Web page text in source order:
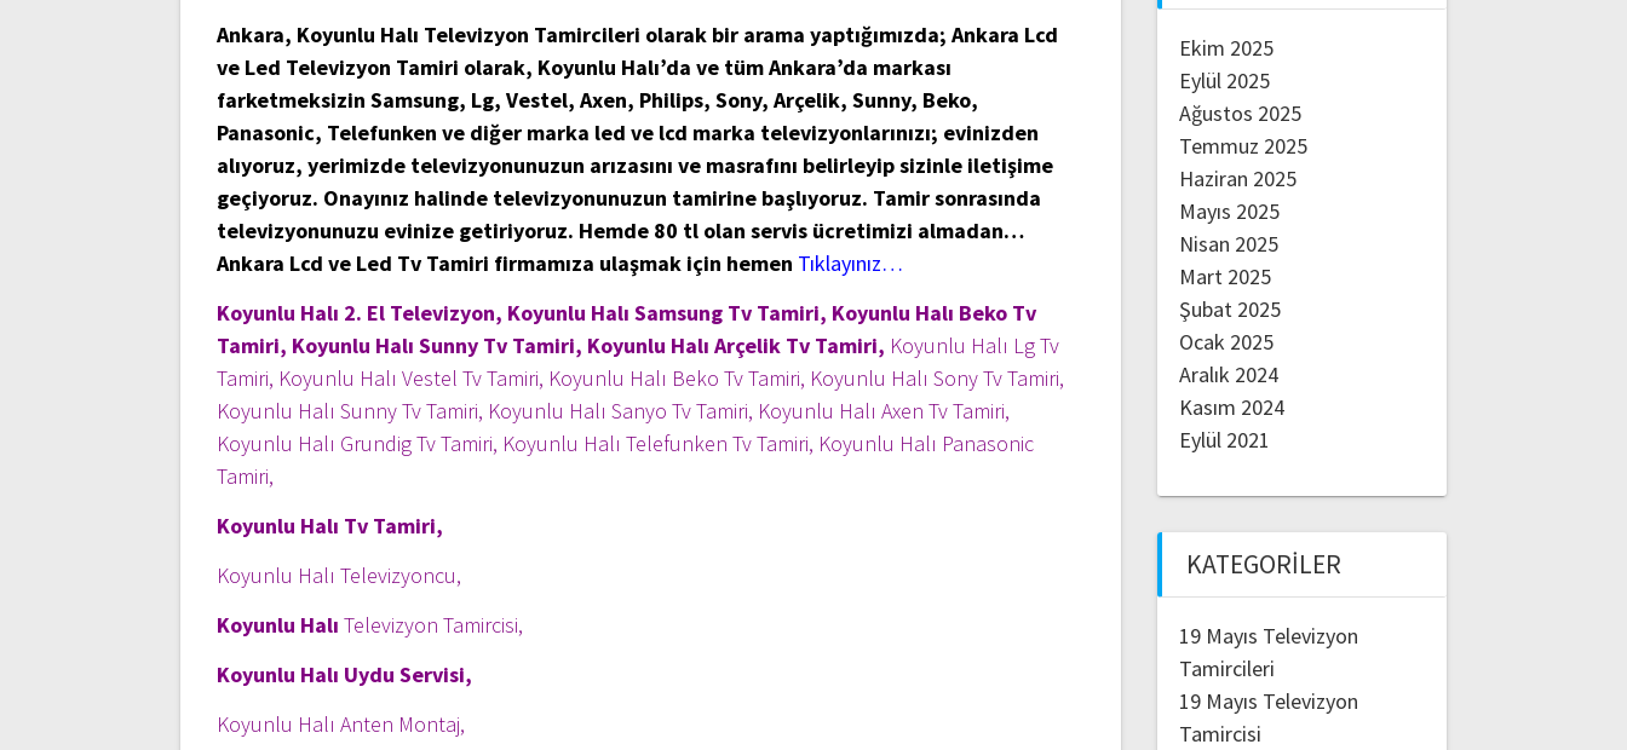
Ankara, Koyunlu Halı Televizyon Tamircileri olarak bir arama yaptığımızda; Ankara Lcd
ve Led Televizyon Tamiri olarak, Koyunlu Halı’da ve tüm Ankara’da markası
farketmeksizin Samsung, Lg, Vestel, Axen, Philips, Sony, Arçelik, Sunny, Beko,
Panasonic, Telefunken ve diğer marka led ve lcd marka televizyonlarınızı; evinizden
alıyoruz, yerimizde televizyonunuzun arızasını ve masrafını belirleyip sizinle iletişime
geçiyoruz. Onayınız halinde televizyonunuzun tamirine başlıyoruz. Tamir sonrasında
televizyonunuzu evinize getiriyoruz. Hemde 80 tl olan servis ücretimizi almadan…
Ankara Lcd ve Led Tv Tamiri firmamıza ulaşmak için hemen Tıklayınız…
Koyunlu Halı 2. El Televizyon, Koyunlu Halı Samsung Tv Tamiri, Koyunlu Halı Beko Tv
Tamiri, Koyunlu Halı Sunny Tv Tamiri, Koyunlu Halı Arçelik Tv Tamiri, Koyunlu Halı Lg Tv
Tamiri, Koyunlu Halı Vestel Tv Tamiri, Koyunlu Halı Beko Tv Tamiri, Koyunlu Halı Sony Tv Tamiri,
Koyunlu Halı Sunny Tv Tamiri, Koyunlu Halı Sanyo Tv Tamiri, Koyunlu Halı Axen Tv Tamiri,
Koyunlu Halı Grundig Tv Tamiri, Koyunlu Halı Telefunken Tv Tamiri, Koyunlu Halı Panasonic
Tamiri,
Koyunlu Halı Tv Tamiri,
Koyunlu Halı Televizyoncu,
Koyunlu Halı Televizyon Tamircisi,
Koyunlu Halı Uydu Servisi,
Koyunlu Halı Anten Montaj,
Ekim 2025
Eylül 2025
Ağustos 2025
Temmuz 2025
Haziran 2025
Mayıs 2025
Nisan 2025
Mart 2025
Şubat 2025
Ocak 2025
Aralık 2024
Kasım 2024
Eylül 2021
KATEGORILER
19 Mayıs Televizyon
Tamircileri
19 Mayıs Televizyon
Tamircisi